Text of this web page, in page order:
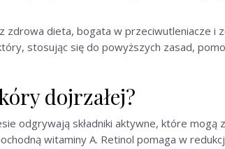
dieta, bogata w przeciwutleniacze i
stosując się do powyższych zasad,
dojrzałej?
odgrywają składniki aktywne, które mogą
witaminy A. Retinol pomaga w